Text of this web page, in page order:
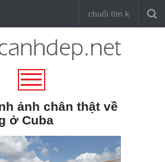
ảnh chân thật về
ở Cuba